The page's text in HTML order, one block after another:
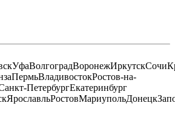
УфаВолгоградВоронежИркутскСочи
ПермьВладивостокРостов-на-
ПетербургЕкатеринбург
ЯрославльРостовМариупольДонецк